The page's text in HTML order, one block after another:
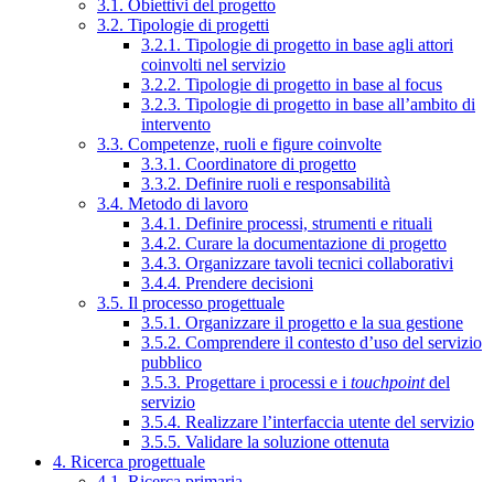
3.1. Obiettivi del progetto
3.2. Tipologie di progetti
3.2.1. Tipologie di progetto in base agli attori
coinvolti nel servizio
3.2.2. Tipologie di progetto in base al focus
3.2.3. Tipologie di progetto in base all’ambito di
intervento
3.3. Competenze, ruoli e figure coinvolte
3.3.1. Coordinatore di progetto
3.3.2. Definire ruoli e responsabilità
3.4. Metodo di lavoro
3.4.1. Definire processi, strumenti e rituali
3.4.2. Curare la documentazione di progetto
3.4.3. Organizzare tavoli tecnici collaborativi
3.4.4. Prendere decisioni
3.5. Il processo progettuale
3.5.1. Organizzare il progetto e la sua gestione
3.5.2. Comprendere il contesto d’uso del servizio
pubblico
3.5.3. Progettare i processi e i touchpointdel
servizio
3.5.4. Realizzare l’interfaccia utente del servizio
3.5.5. Validare la soluzione ottenuta
4. Ricerca progettuale